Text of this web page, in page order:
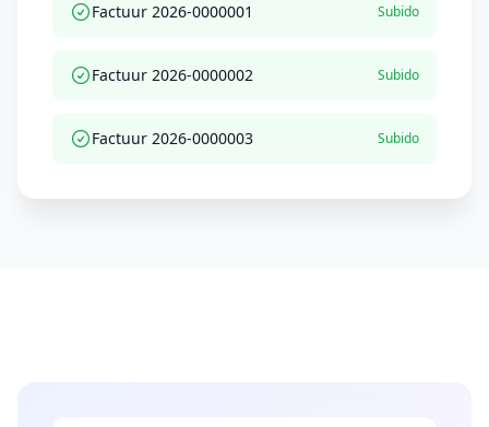
Factuur 2026-0000001 Subido
Factuur 2026-0000002 Subido
Factuur 2026-0000003 Subido